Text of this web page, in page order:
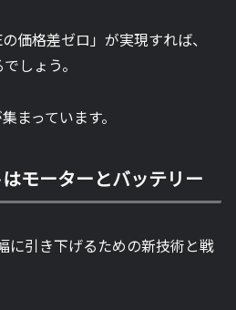
価格差ゼロ」が実現すれば、
しょう。
まっています。
モーターとバッテリー
に引き下げるための新技術と戦